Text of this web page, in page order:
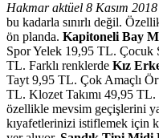
Hakmar aktüel 8 Kasım 2018
bu kadarla sınırlı değil.
ön planda. Kapitoneli Bay
Spor Yelek 19,95 TL. Çocuk
TL. Farklı renklerde Kız
Tayt 9,95 TL. Çok Amaçlı
TL. Klozet Takımı 49,95 TL.
özellikle mevsim geçişlerini
kıyafetlerinizi istiflemek için